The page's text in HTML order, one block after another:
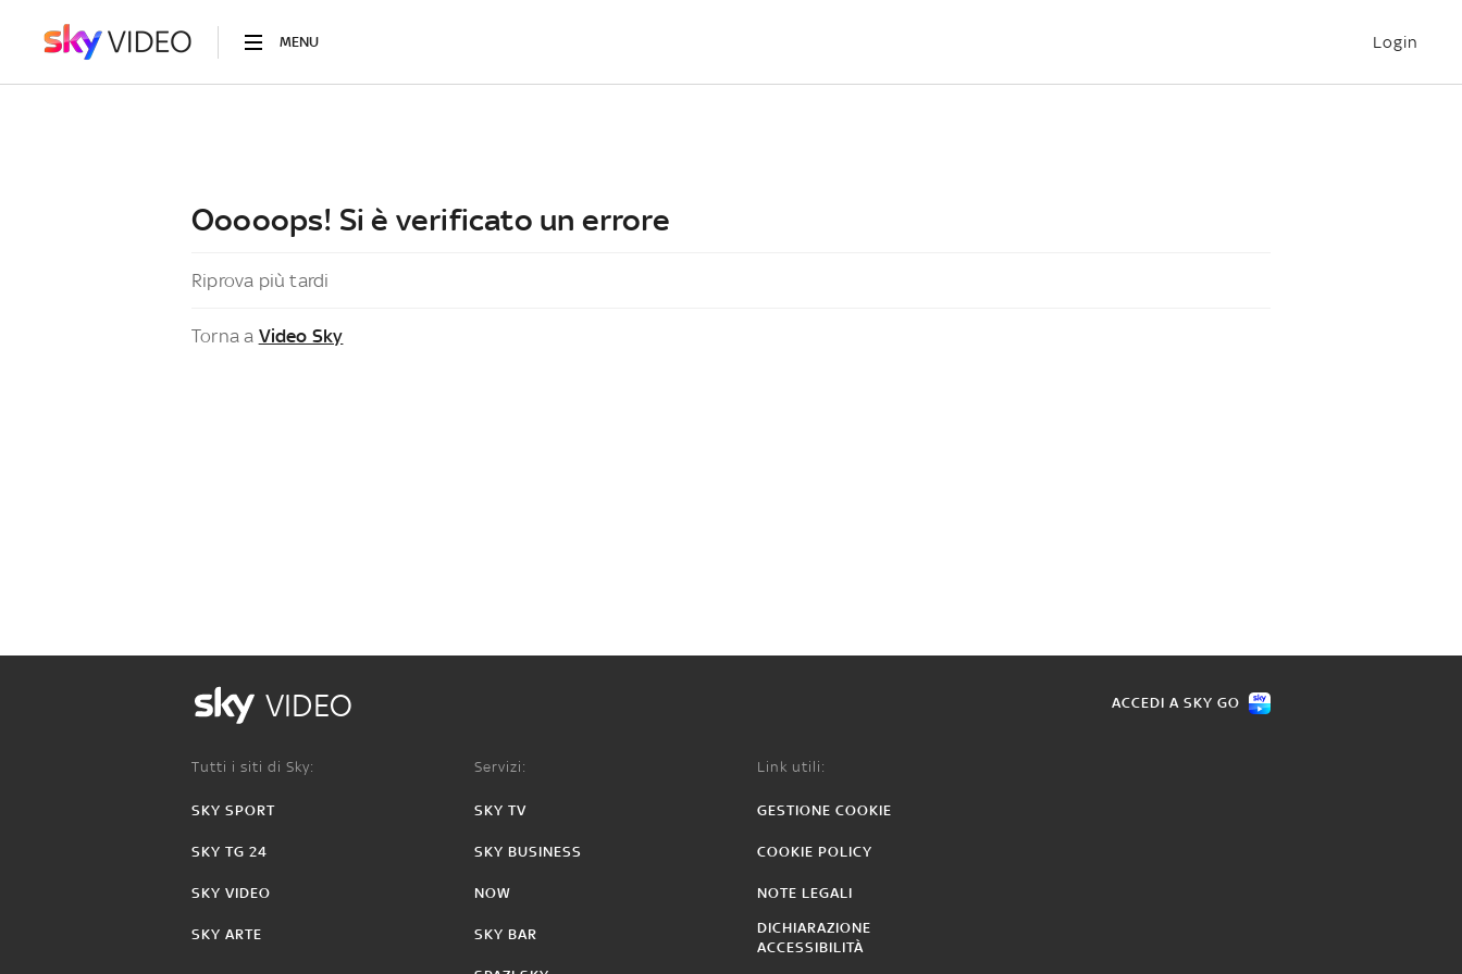
MENU Login
Ooooops! Si è verificato un errore
Riprova più tardi
Torna a Video Sky
VIDEO ACCEDI A SKY GO
Tutti i siti di Sky:
SKY SPORT
SKY TG 24
SKY VIDEO
SKY ARTE
Servizi:
SKY TV
SKY BUSINESS
NOW
SKY BAR
Link utili:
GESTIONE COOKIE
COOKIE POLICY
NOTE LEGALI
DICHIARAZIONE
ACCESSIBILITÀ